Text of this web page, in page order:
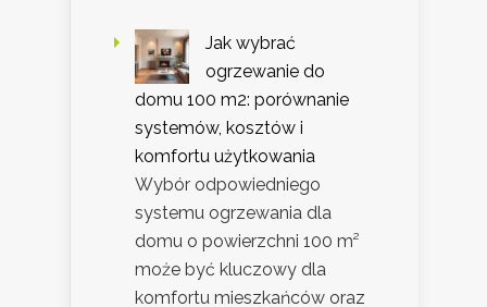
Jak wybrać
ogrzewanie do
domu 100 m2: porównanie
systemów, kosztów i
komfortu użytkowania
Wybór odpowiedniego
systemu ogrzewania dla
domu o powierzchni 100 m²
może być kluczowy dla
komfortu mieszkańców oraz